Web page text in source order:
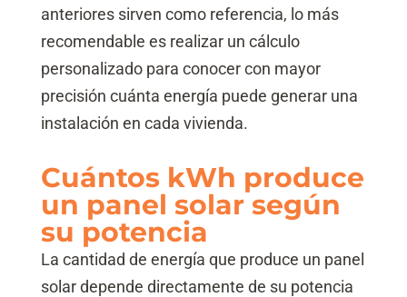
anteriores sirven como referencia, lo más
recomendable es realizar un cálculo
personalizado para conocer con mayor
precisión cuánta energía puede generar una
instalación en cada vivienda.
Cuántos kWh produce
un panel solar según
su potencia
La cantidad de energía que produce un panel
solar depende directamente de su potencia